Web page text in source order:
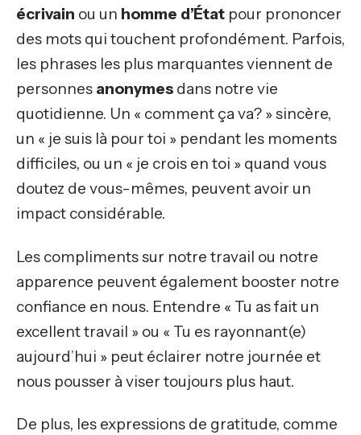
écrivain ou un homme d’État pour prononcer
des mots qui touchent profondément. Parfois,
les phrases les plus marquantes viennent de
personnes anonymes dans notre vie
quotidienne. Un « comment ça va? » sincère,
un « je suis là pour toi » pendant les moments
difficiles, ou un « je crois en toi » quand vous
doutez de vous-mêmes, peuvent avoir un
impact considérable.
Les compliments sur notre travail ou notre
apparence peuvent également booster notre
confiance en nous. Entendre « Tu as fait un
excellent travail » ou « Tu es rayonnant(e)
aujourd’hui » peut éclairer notre journée et
nous pousser à viser toujours plus haut.
De plus, les expressions de gratitude, comme